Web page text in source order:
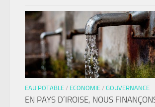
EAU POTABLE / ECONOMIE / GOUVERNANCE
EN PAYS D’IROISE, NOUS